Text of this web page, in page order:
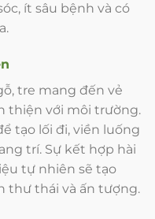
ít sâu bệnh và có
tre mang đến vẻ
thiện với môi trường.
tạo lối đi, viền luống
trí. Sự kết hợp hài
tự nhiên sẽ tạo
thư thái và ấn tượng.